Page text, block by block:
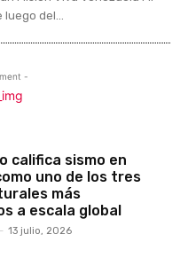
luego del...
-
califica sismo en
uno de los tres
más
a escala global
- 13 julio, 2026